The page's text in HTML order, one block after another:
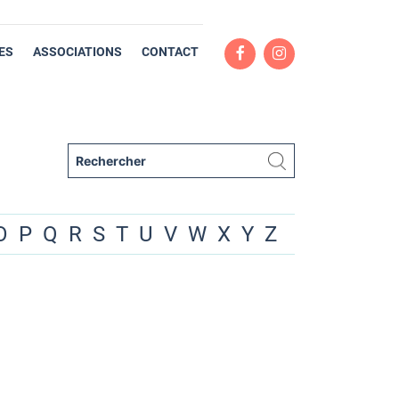
ASSOCIATIONS CONTACT
P Q R S T U V W X Y Z